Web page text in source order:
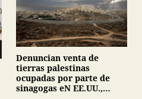
Denuncian venta de
tierras palestinas
ocupadas por parte de
sinagogas eN EE.UU.,